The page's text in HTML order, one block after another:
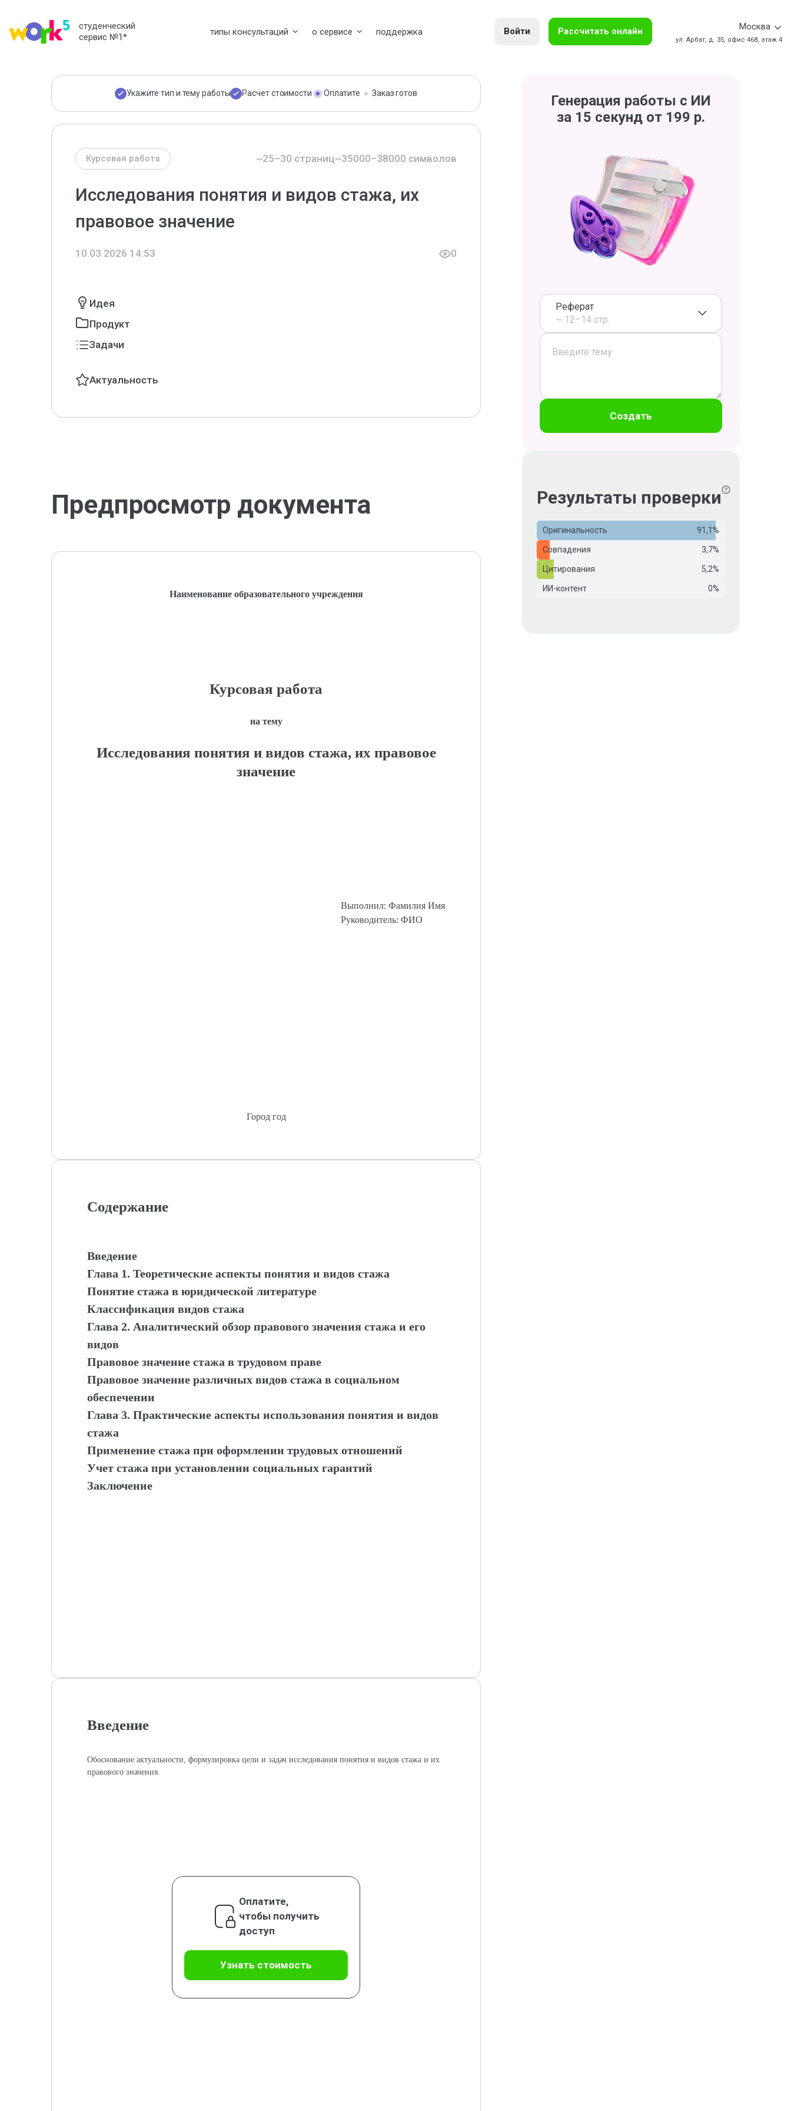
студенческий
сервис №1* типы консультаций о сервисе поддержка Войти Рассчитать онлайн Москва
ул. Арбат, д. 35, офис 468, этаж 4
Укажите тип и тему работы Расчет стоимости Оплатите Заказ готов
Курсовая работа ~25–30 страниц~35000–38000 символов
Исследования понятия и видов стажа, их
правовое значение
10.03.2026 14:53 0
Идея
Продукт
Задачи
Актуальность
Предпросмотр документа
Наименование образовательного учреждения
Курсовая работа
на тему
Исследования понятия и видов стажа, их правовое
значение
Выполнил: Фамилия Имя
Руководитель: ФИО
Город год
Содержание
Введение
Глава 1. Теоретические аспекты понятия и видов стажа
Понятие стажа в юридической литературе
Классификация видов стажа
Глава 2. Аналитический обзор правового значения стажа и его
видов
Правовое значение стажа в трудовом праве
Правовое значение различных видов стажа в социальном
обеспечении
Глава 3. Практические аспекты использования понятия и видов
стажа
Применение стажа при оформлении трудовых отношений
Учет стажа при установлении социальных гарантий
Заключение
Введение
Обоснование актуальности, формулировка цели и задач исследования понятия и видов стажа и их
правового значения.
Оплатите,
чтобы получить
доступ
Узнать стоимость
Генерация работы с ИИ
за 15 секунд от 199 р.
Реферат
~ 12–14 стр.
Создать
Результаты проверки
Оригинальность 91,1%
Совпадения 3,7%
Цитирования 5,2%
ИИ-контент 0%